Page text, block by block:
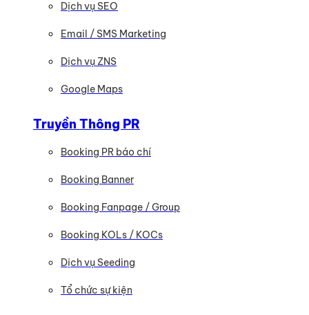
Dịch vụ SEO
Email / SMS Marketing
Dịch vụ ZNS
Google Maps
Truyền Thông PR
Booking PR báo chí
Booking Banner
Booking Fanpage / Group
Booking KOLs / KOCs
Dịch vụ Seeding
Tổ chức sự kiện